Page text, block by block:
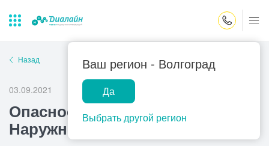
Ваш регион - Волгоград
Да
Выбрать другой регион
Лаборатории
Центр помощи
на дому
Закрыть поиск
Популярные запросы
Прием гинеколога
Назад
03.09.2021
Опасности летнего сезона.
Наружный отит: как не заболеть